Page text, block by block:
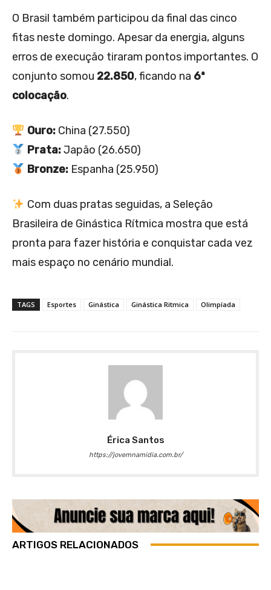
O Brasil também participou da final das cinco
fitas neste domingo. Apesar da energia, alguns
erros de execução tiraram pontos importantes. O
conjunto somou 22.850, ficando na 6ª
colocação.
Ouro:China (27.550)
Prata:Japão (26.650)
Bronze:Espanha (25.950)
Com duas pratas seguidas, a Seleção
Brasileira de Ginástica Rítmica mostra que está
pronta para fazer história e conquistar cada vez
mais espaço no cenário mundial.
TAGS Esportes Ginástica Ginástica Ritmica Olimpíada
Érica Santos
https://jovemnamidia.com.br/
ARTIGOS RELACIONADOS